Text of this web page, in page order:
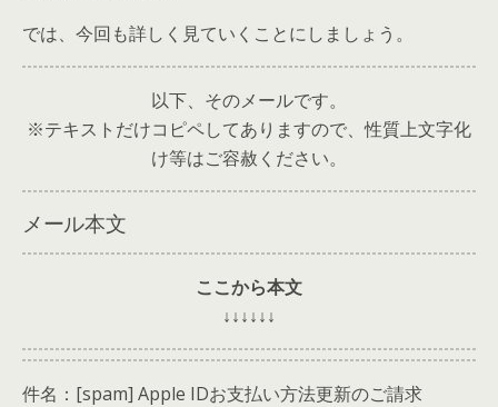
では、今回も詳しく見ていくことにしましょう。
以下、そのメールです。
※テキストだけコピペしてありますので、性質上文字化
け等はご容赦ください。
メール本文
ここから本文
↓↓↓↓↓↓
件名：[spam] Apple IDお支払い方法更新のご請求